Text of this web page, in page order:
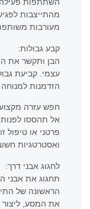
השתתפות פעילה
מהתייצבות
מעורבות
קבע גבולות:
הבן ותקשר את
עצמי. קביעת
הזדמנות
חפש עזרה
אל תהססו לפנות
פרטני או טיפול
ואסטרטגיות
לחגוג אבני דרך:
תחגוג את אבני
הראשונה של
את המסע, ליצור